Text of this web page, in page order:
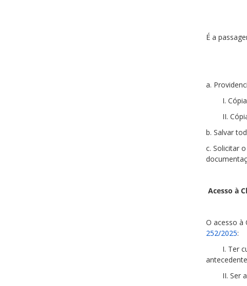
É a
a.
I.
II.
b. Salvar
c. Solicitar
Acesso à
O acesso à
252/2025:
I. Ter
II. Ser